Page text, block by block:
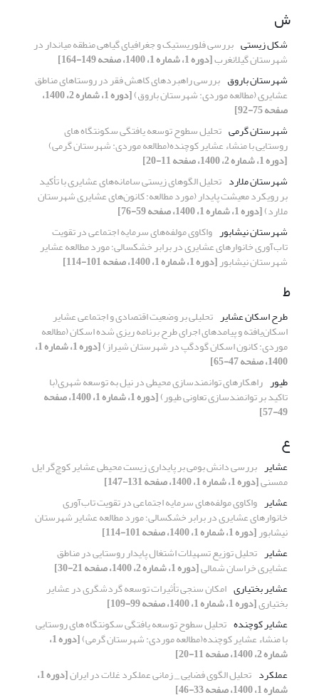
ش
شکل زیستی بررسی فلوریستیک و جغرافیای گیاهی منطقه میاندار در
شهرستان گیلانغرب[دوره 1، شماره 1، 1400، صفحه 149-164]
شهرستان باروق بررسی راهبردهای کاهش فقر در روستاهای مناطق
عشایری (مطالعه موردی: شهرستان باروق) [دوره 1، شماره 2، 1400،
صفحه 75-92]
شهرستان گرمی تحلیل سطوح توسعه یافتگی سکونتگاه های
روستایی با منشاء عشایر کوچنده(مطالعه موردی: شهرستان گرمی)
[دوره 1، شماره 2، 1400، صفحه 11-20]
شهرستان ملارد تحلیل الگوهای زیستی سامانه‌های عشایری با تأکید
بر رویکرد معیشت پایدار (مورد مطالعه: کانون‌های عشایری شهرستان
ملارد)[دوره 1، شماره 1، 1400، صفحه 59-76]
شهرستان نیشابور واکاوی مولفه‌های سرمایه اجتماعی در تقویت
تا‌ب‌آوری خانوار‌های عشایری در برابر خشکسالی؛ مورد مطالعه عشایر
شهرستان نیشابور[دوره 1، شماره 1، 1400، صفحه 101-114]
ط
طرح اسکان عشایر تحلیلی بر وضعیت اقتصادی و اجتماعی عشایر
اسکان‌یافته و پیامدهای اجرای طرح برنامه ریزی شده اسکان (مطالعه
موردی: کانون اسکان گودگپ در شهرستان شیراز) [دوره 1، شماره 1،
1400، صفحه 47-65]
طیور راهکارهای توانمندسازی محیطی در نیل به توسعه شهری(با
تاکید بر توانمندسازی تعاونی طیور) [دوره 1، شماره 1، 1400، صفحه
49-57]
ع
عشایر بررسی دانش بومی بر پایداری زیست محیطی عشایر کوچ‌گر ایل
ممسنی[دوره 1، شماره 1، 1400، صفحه 131-147]
عشایر واکاوی مولفه‌های سرمایه اجتماعی در تقویت تا‌ب‌آوری
خانوار‌های عشایری در برابر خشکسالی؛ مورد مطالعه عشایر شهرستان
نیشابور[دوره 1، شماره 1، 1400، صفحه 101-114]
عشایر تحلیل توزیع تسهیلات اشتغال پایدار روستایی در مناطق
عشایری خراسان شمالی[دوره 1، شماره 2، 1400، صفحه 21-30]
عشایر بختیاری امکان سنجی تأثیرات توسعه گردشگری در عشایر
بختیاری[دوره 1، شماره 1، 1400، صفحه 99-109]
عشایر کوچنده تحلیل سطوح توسعه یافتگی سکونتگاه های روستایی
با منشاء عشایر کوچنده(مطالعه موردی: شهرستان گرمی) [دوره 1،
شماره 2، 1400، صفحه 11-20]
عملکرد تحلیل الگوی فضایی _ زمانی عملکرد غلات در ایران [دوره 1،
شماره 1، 1400، صفحه 33-46]